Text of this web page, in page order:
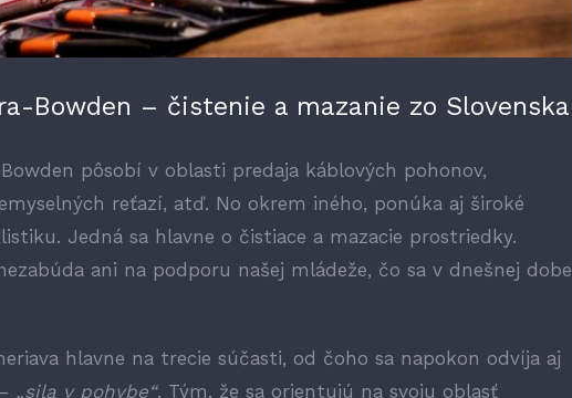
Bowden – čistenie a mazanie zo Slovenska
pôsobí v oblasti predaja káblových pohonov,
reťazí, atď. No okrem iného, ponúka aj široké
Jedná sa hlavne o čistiace a mazacie prostriedky.
ani na podporu našej mládeže, čo sa v dnešnej dobe
hlavne na trecie súčasti, od čoho sa napokon odvíja aj
„sila v pohybe“. Tým, že sa orientujú na svoju oblasť